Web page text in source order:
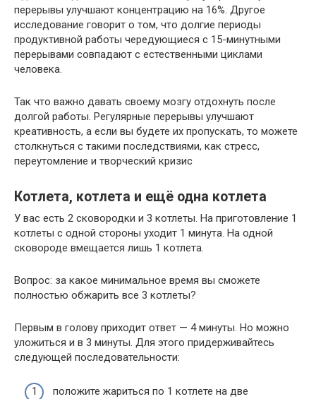
перерывы улучшают концентрацию на 16%. Другое
исследование говорит о том, что долгие периоды
продуктивной работы чередующиеся с 15-минутными
перерывами совпадают с естественными циклами
человека.
Так что важно давать своему мозгу отдохнуть после
долгой работы. Регулярные перерывы улучшают
креативность, а если вы будете их пропускать, то можете
столкнуться с такими последствиями, как стресс,
переутомление и творческий кризис
Котлета, котлета и ещё одна котлета
У вас есть 2 сковородки и 3 котлеты. На приготовление 1
котлеты с одной стороны уходит 1 минута. На одной
сковороде вмещается лишь 1 котлета.
Вопрос: за какое минимальное время вы сможете
полностью обжарить все 3 котлеты?
Первым в голову приходит ответ — 4 минуты. Но можно
уложиться и в 3 минуты. Для этого придерживайтесь
следующей последовательности:
положите жариться по 1 котлете на две